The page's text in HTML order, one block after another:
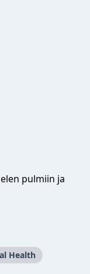
pulmiin ja
Health